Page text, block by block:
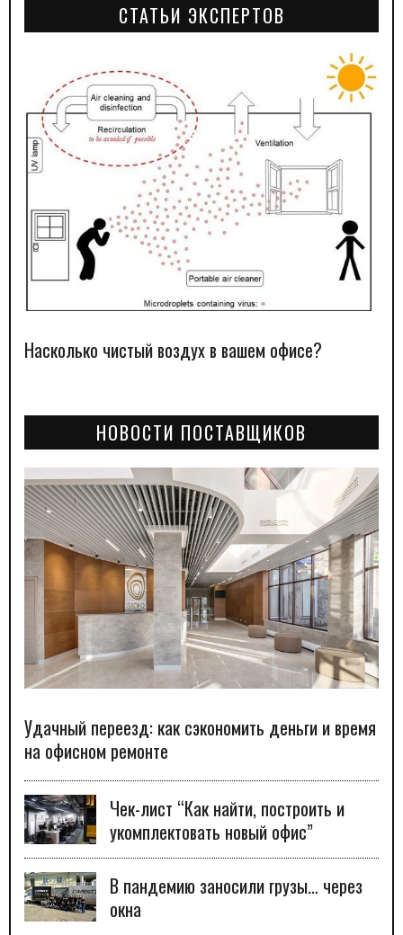
СТАТЬИ ЭКСПЕРТОВ
Насколько чистый воздух в вашем офисе?
НОВОСТИ ПОСТАВЩИКОВ
Удачный переезд: как сэкономить деньги и время
на офисном ремонте
Чек-лист “Как найти, построить и
укомплектовать новый офис”
В пандемию заносили грузы… через
окна